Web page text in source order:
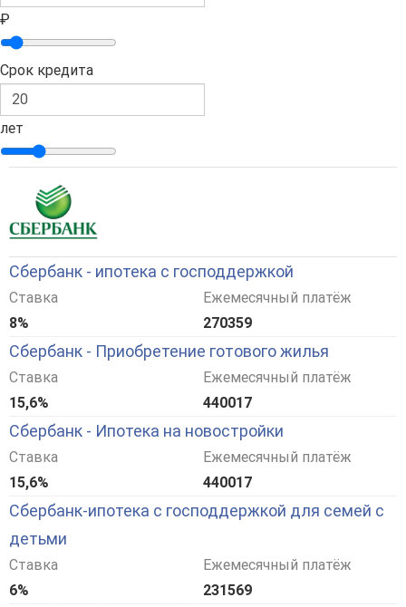
₽
Срок кредита
лет
Сбербанк - ипотека с господдержкой
Ставка
8%
Ежемесячный платёж
270359
Сбербанк - Приобретение готового жилья
Ставка
15,6%
Ежемесячный платёж
440017
Сбербанк - Ипотека на новостройки
Ставка
15,6%
Ежемесячный платёж
440017
Сбербанк-ипотека с господдержкой для семей с
детьми
Ставка
6%
Ежемесячный платёж
231569